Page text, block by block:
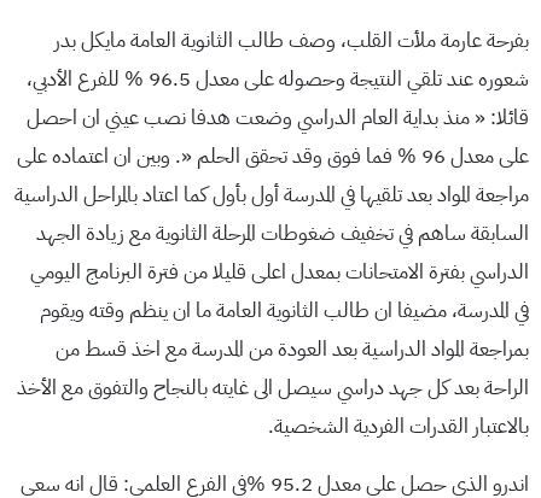
بفرحة عارمة ملأت القلب، وصف طالب الثانوية العامة مايكل بدر
شعوره عند تلقي النتيجة وحصوله على معدل 96.5 % للفرع الأدبي،
قائلا: « منذ بداية العام الدراسي وضعت هدفا نصب عيني ان احصل
على معدل 96 % فما فوق وقد تحقق الحلم «. وبين ان اعتماده على
مراجعة المواد بعد تلقيها في المدرسة أول بأول كما اعتاد بالمراحل الدراسية
السابقة ساهم في تخفيف ضغوطات المرحلة الثانوية مع زيادة الجهد
الدراسي بفترة الامتحانات بمعدل اعلى قليلا من فترة البرنامج اليومي
في المدرسة، مضيفا ان طالب الثانوية العامة ما ان ينظم وقته ويقوم
بمراجعة المواد الدراسية بعد العودة من المدرسة مع اخذ قسط من
الراحة بعد كل جهد دراسي سيصل الى غايته بالنجاح والتفوق مع الأخذ
بالاعتبار القدرات الفردية الشخصية.
اندرو الذي حصل على معدل 95.2 %في الفرع العلمي: قال انه سعى